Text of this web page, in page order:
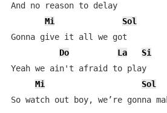
And no reason to delay
Mi
Sol
Gonna give it all we got
Do
La
Si
Yeah we ain't afraid to play
Mi
Sol
So watch out boy, we’re gonna